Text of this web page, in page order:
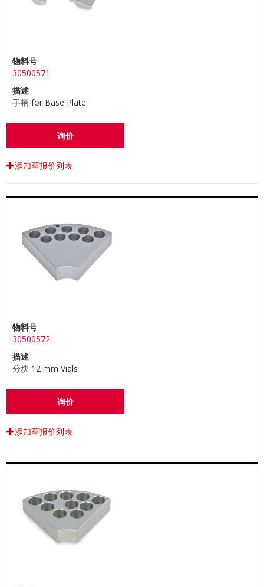
物料号
30500571
描述
手柄 for Base Plate
询价
添加至报价列表
物料号
30500572
描述
分块 12 mm Vials
询价
添加至报价列表